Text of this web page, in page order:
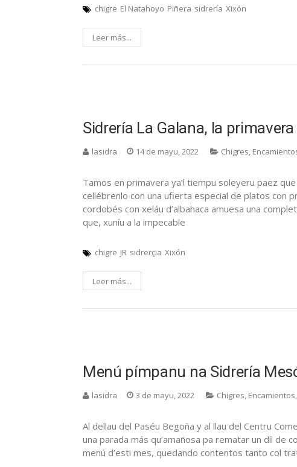
chigre El Natahoyo Piñera sidrería Xixón
Leer más...
Sidrería La Galana, la
lasidra 14 de mayu, 2022 Chigres,
Tamos en primavera ya’l tiempu soleyeru paez
cellébrenlo con una ufierta especial de platos con
cordobés con xeláu d’albahaca amuesa una
que, xuníu a la impecable
chigre JR sidrerçia Xixón
Leer más...
Menú pímpanu na Sidrería
lasidra 3 de mayu, 2022 Chigres, Encamientos,
Al dellau del Paséu Begoña y al llau del Centru
una parada más qu’amañosa pa rematar un díi de
menú d’esti mes, quedando contentos tanto col